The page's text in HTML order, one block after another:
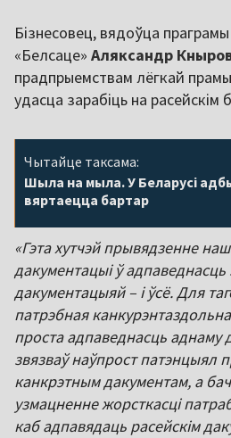
Бізнесовец, вядоўца праграмы
«Белсаце» Аляксандр
прадпрыемствам лёгкай
удасца зарабіць на
Чытайце таксама:
Шыла на мыла. У Беларусі
вяртаецца бартар
«Гэта хутчэй прывядзенне
дакументацыі ў адпаведнасць
дакументацыяй – і ўсё. Для
патрэбная
проста адпаведнасць аднаму
звязваў наўпрост патэнцыял
канкрэтным дакументам, а
узмацненне жорсткасці
каб адпавядаць расейскім